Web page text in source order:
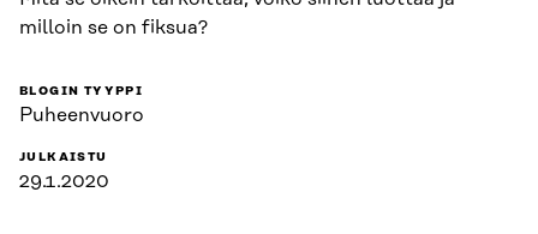
milloin se on fiksua?
BLOGIN TYYPPI
Puheenvuoro
JULKAISTU
29.1.2020